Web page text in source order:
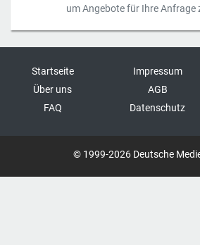
um Angebote für Ihre Anfrage
Startseite
Über uns
FAQ
Impressum
AGB
Datenschutz
© 1999-2026 Deutsche